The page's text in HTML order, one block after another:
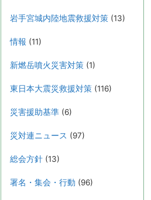
岩手宮城内陸地震救援対策 (13)
情報 (11)
新燃岳噴火災害対策 (1)
東日本大震災救援対策 (116)
災害援助基準 (6)
災対連ニュース (97)
総会方針 (13)
署名・集会・行動 (96)